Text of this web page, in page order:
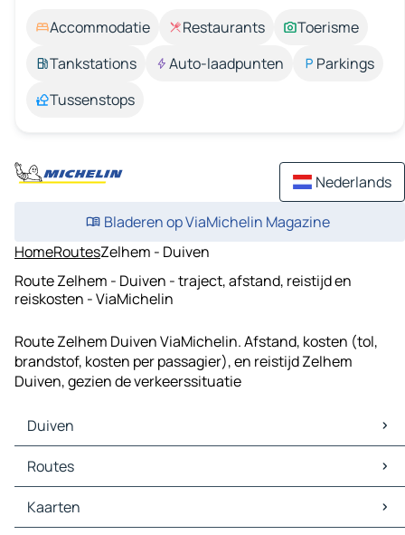
Accommodatie Restaurants
Toerisme
Tankstations
Auto-laadpunten
Parkings
Tussenstops
Nederlands
Bladeren op ViaMichelin Magazine
HomeRoutesZelhem - Duiven
Route Zelhem - Duiven - traject, afstand, reistijd en
reiskosten - ViaMichelin
Route Zelhem Duiven ViaMichelin. Afstand, kosten (tol,
brandstof, kosten per passagier), en reistijd Zelhem
Duiven, gezien de verkeerssituatie
Duiven
Duiven Kaarten
Duiven Verkeer
Duiven Hotels
Duiven Restaurants
Routes
Routes Duiven - Arnhem
Routes Duiven - Nijmegen
Kaarten